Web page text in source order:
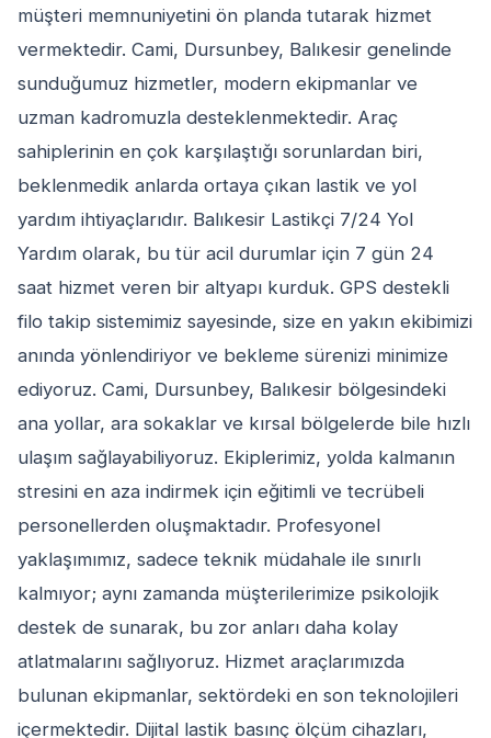
müşteri memnuniyetini ön planda tutarak hizmet
vermektedir. Cami, Dursunbey, Balıkesir genelinde
sunduğumuz hizmetler, modern ekipmanlar ve
uzman kadromuzla desteklenmektedir. Araç
sahiplerinin en çok karşılaştığı sorunlardan biri,
beklenmedik anlarda ortaya çıkan lastik ve yol
yardım ihtiyaçlarıdır. Balıkesir Lastikçi 7/24 Yol
Yardım olarak, bu tür acil durumlar için 7 gün 24
saat hizmet veren bir altyapı kurduk. GPS destekli
filo takip sistemimiz sayesinde, size en yakın ekibimizi
anında yönlendiriyor ve bekleme sürenizi minimize
ediyoruz. Cami, Dursunbey, Balıkesir bölgesindeki
ana yollar, ara sokaklar ve kırsal bölgelerde bile hızlı
ulaşım sağlayabiliyoruz. Ekiplerimiz, yolda kalmanın
stresini en aza indirmek için eğitimli ve tecrübeli
personellerden oluşmaktadır. Profesyonel
yaklaşımımız, sadece teknik müdahale ile sınırlı
kalmıyor; aynı zamanda müşterilerimize psikolojik
destek de sunarak, bu zor anları daha kolay
atlatmalarını sağlıyoruz. Hizmet araçlarımızda
bulunan ekipmanlar, sektördeki en son teknolojileri
içermektedir. Dijital lastik basınç ölçüm cihazları,